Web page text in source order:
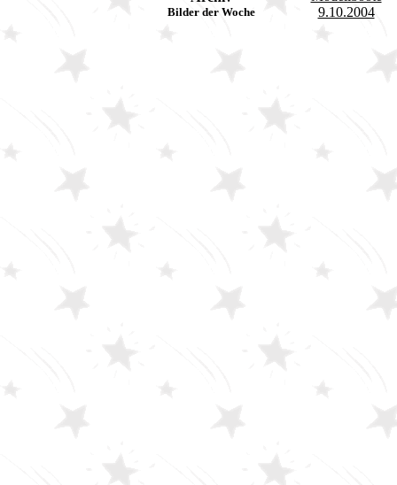
Bilder der Woche
9.10.2004